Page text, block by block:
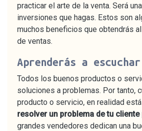
practicar el arte de la venta. Será
inversiones que hagas. Estos son
muchos beneficios que obtendrás
de ventas.
Aprenderás a escuchar
Todos los buenos productos o
soluciones a problemas. Por tanto,
producto o servicio, en realidad
resolver un problema de tu
grandes vendedores dedican una